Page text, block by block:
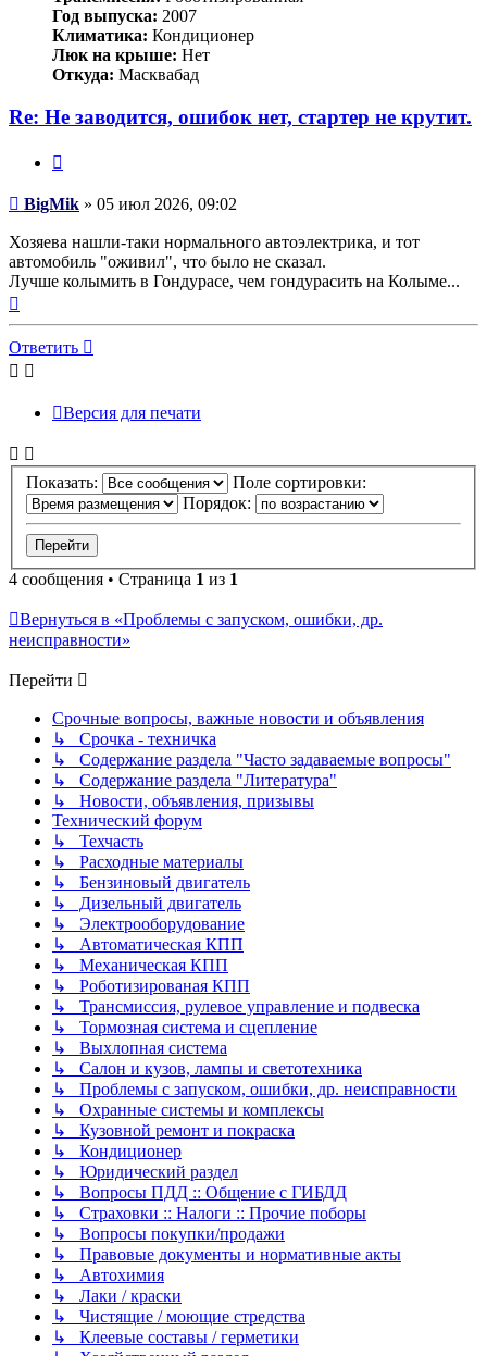
Год выпуска: 2007
Климатика: Кондиционер
Люк на крыше: Нет
Откуда: Масквабад
Re: Не заводится, ошибок нет, стартер не крутит.
Сообщение
BigMik » 05 июл 2026, 09:02
Хозяева нашли-таки нормального автоэлектрика, и тот
автомобиль "оживил", что было не сказал.
Лучше колымить в Гондурасе, чем гондурасить на Колыме...
началу
Ответить
Версия для печати
Показать:
Поле сортировки:
Порядок:
4 сообщения • Страница 1 из 1
Вернуться в «Проблемы с запуском, ошибки, др.
неисправности»
Перейти
Срочные вопросы, важные новости и объявления
↳ Срочка - техничка
↳ Содержание раздела "Часто задаваемые вопросы"
↳ Содержание раздела "Литература"
↳ Новости, объявления, призывы
Технический форум
↳ Техчасть
↳ Расходные материалы
↳ Бензиновый двигатель
↳ Дизельный двигатель
↳ Электрооборудование
↳ Автоматическая КПП
↳ Механическая КПП
↳ Роботизированая КПП
↳ Трансмиссия, рулевое управление и подвеска
↳ Тормозная система и сцепление
↳ Выхлопная система
↳ Салон и кузов, лампы и светотехника
↳ Проблемы с запуском, ошибки, др. неисправности
↳ Охранные системы и комплексы
↳ Кузовной ремонт и покраска
↳ Кондиционер
↳ Юридический раздел
↳ Вопросы ПДД :: Общение с ГИБДД
↳ Страховки :: Налоги :: Прочие поборы
↳ Вопросы покупки/продажи
↳ Правовые документы и нормативные акты
↳ Автохимия
↳ Лаки / краски
↳ Чистящие / моющие стредства
↳ Клеевые составы / герметики